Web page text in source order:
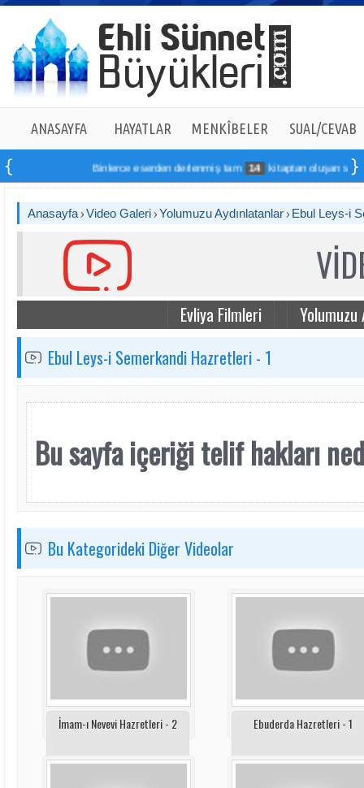
ANASAYFA HAYATLAR MENKÎBELER SUAL/CEVAB
Binlerce eserden derlenmiş tam 14 kitaptan oluşan seti
Anasayfa Video Galeri Yolumuzu Aydınlatanlar Ebul Leys-i
Evliya Filmleri
Yolumuzu
Ebul Leys-i Semerkandi Hazretleri - 1
Bu sayfa içeriği telif hakları
Bu Kategorideki Diğer Videolar
İmam-ı Nevevi Hazretleri - 2 Ebuderda Hazretleri - 1